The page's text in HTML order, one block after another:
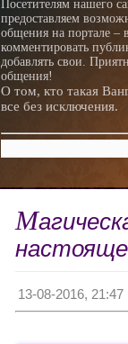
Посетителям нашего
предоставляем
общения на портале –
комментировать
добавлять свои.
общения!
О том, кто такая
все без исключения.
М
13-08-2016, 21:47